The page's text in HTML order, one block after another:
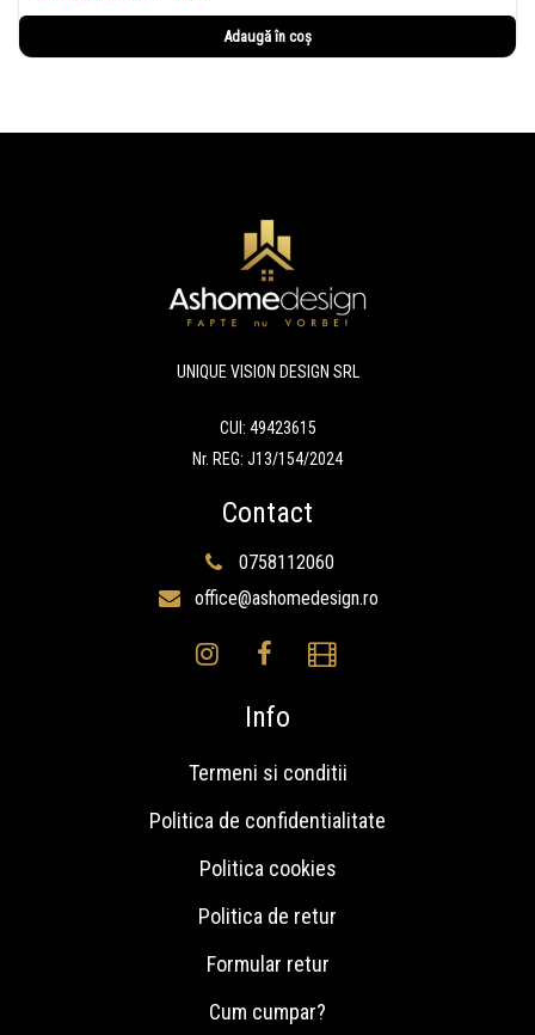
Adaugă în coș
UNIQUE VISION DESIGN SRL
CUI: 49423615
Nr. REG: J13/154/2024
Contact
0758112060
office@ashomedesign.ro
Info
Termeni si conditii
Politica de confidentialitate
Politica cookies
Politica de retur
Formular retur
Cum cumpar?